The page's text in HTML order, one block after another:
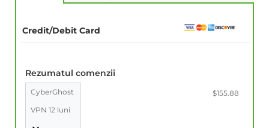
Credit/Debit Card
Rezumatul comenzii
CyberGhost
VPN 12 luni
$155.88